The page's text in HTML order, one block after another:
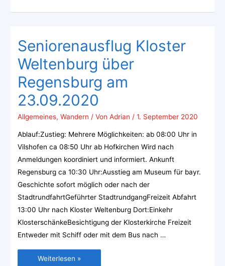
Seniorenausflug Kloster
Weltenburg über
Regensburg am
23.09.2020
Allgemeines, Wandern / Von Adrian / 1. September 2020
Ablauf:Zustieg: Mehrere Möglichkeiten: ab 08:00 Uhr in
Vilshofen ca 08:50 Uhr ab Hofkirchen Wird nach
Anmeldungen koordiniert und informiert. Ankunft
Regensburg ca 10:30 Uhr:Ausstieg am Museum für bayr.
Geschichte sofort möglich oder nach der
StadtrundfahrtGeführter StadtrundgangFreizeit Abfahrt
13:00 Uhr nach Kloster Weltenburg Dort:Einkehr
KlosterschänkeBesichtigung der Klosterkirche Freizeit
Entweder mit Schiff oder mit dem Bus nach …
Weiterlesen »